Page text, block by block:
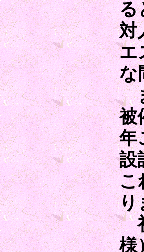
る
対
エ
な
ま
被
年
設
こ
り
初
様